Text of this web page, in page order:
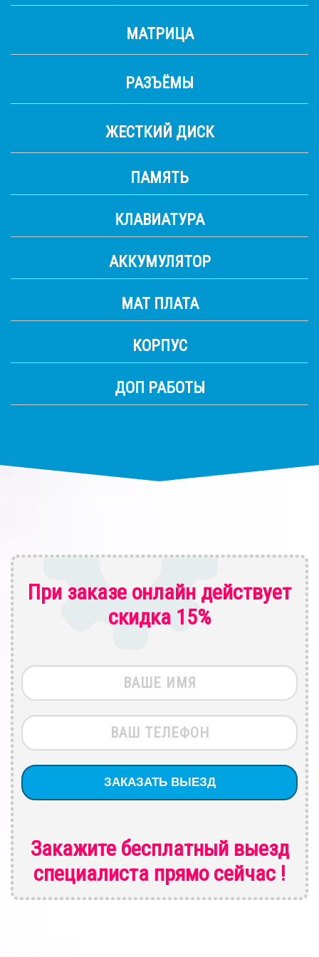
МАТРИЦА
РАЗЪЁМЫ
ЖЕСТКИЙ ДИСК
ПАМЯТЬ
КЛАВИАТУРА
АККУМУЛЯТОР
МАТ ПЛАТА
КОРПУС
ДОП РАБОТЫ
При заказе онлайн действует
скидка 15%
Закажите бесплатный выезд
специалиста прямо сейчас !